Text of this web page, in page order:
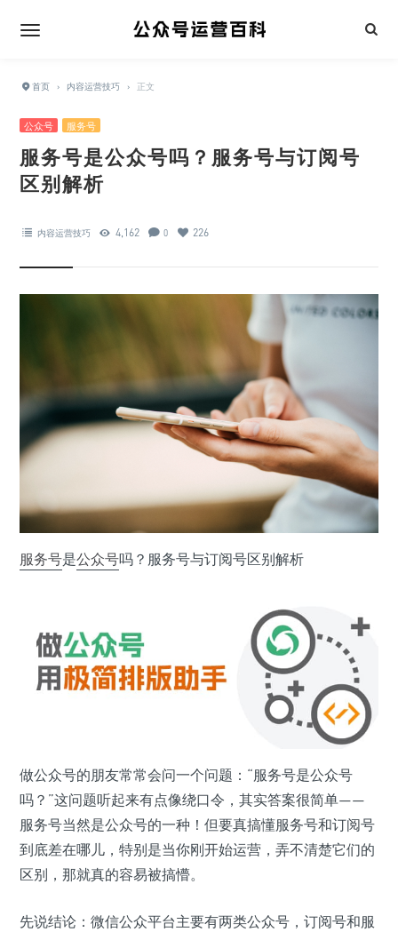
首页 › 内容运营技巧 › 正文
公众号 服务号
服务号是公众号吗？服务号与订阅号
区别解析
内容运营技巧 4,162 0 226
服务号是公众号吗？服务号与订阅号区别解析
做公众号的朋友常常会问一个问题：“服务号是公众号
吗？”这问题听起来有点像绕口令，其实答案很简单——
服务号当然是公众号的一种！但要真搞懂服务号和订阅号
到底差在哪儿，特别是当你刚开始运营，弄不清楚它们的
区别，那就真的容易被搞懵。
先说结论：微信公众平台主要有两类公众号，订阅号和服